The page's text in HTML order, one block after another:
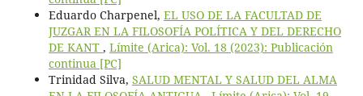
Eduardo Charpenel, EL USO DE LA FACULTAD DE
JUZGAR EN LA FILOSOFÍA POLÍTICA Y DEL DERECHO
DE KANT , Límite (Arica): Vol. 18 (2023): Publicación
continua [PC]
Trinidad Silva, SALUD MENTAL Y SALUD DEL ALMA